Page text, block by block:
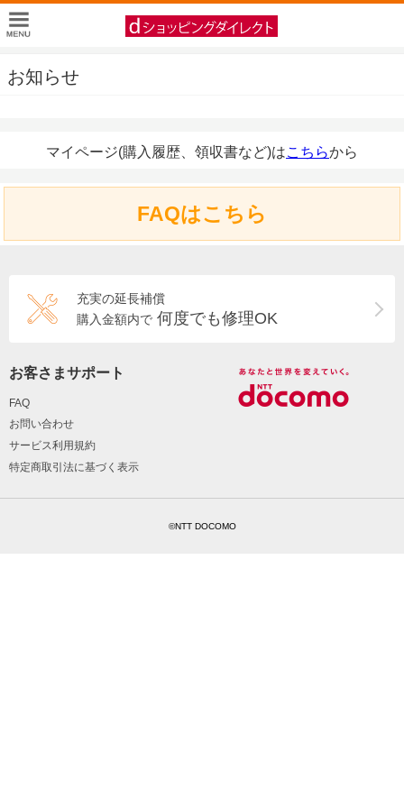
お知らせ
マイページ(購入履歴、領収書など)はこちらから
FAQはこちら
充実の延長補償
購入金額内で 何度でも修理OK
お客さまサポート
FAQ
お問い合わせ
サービス利用規約
特定商取引法に基づく表示
©NTT DOCOMO